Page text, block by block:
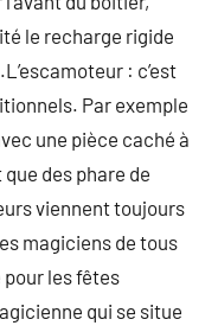
le recharge rigide
: c’est
Par exemple
une pièce caché à
que des phare de
viennent toujours
magiciens de tous
les fêtes
qui se situe